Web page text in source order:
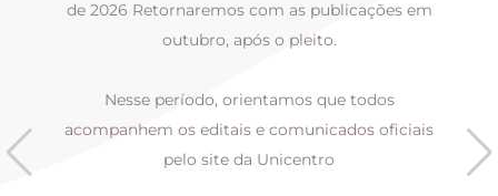
de 2026 Retornaremos com as publicações em
outubro, após o pleito.
Nesse período, orientamos que todos
acompanhem os editais e comunicados oficiais
pelo site da Unicentro